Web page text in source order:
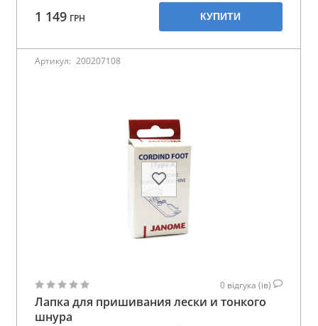
1 149 ГРН КУПИТИ
Артикул: 200207108
0 відгука (ів)
Лапка для пришивания лески и тонкого
шнура